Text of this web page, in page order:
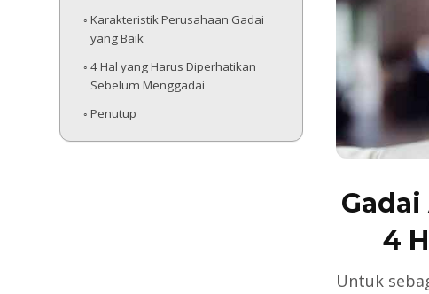
Karakteristik Perusahaan Gadai
yang Baik
4 Hal yang Harus Diperhatikan
Sebelum Menggadai
Penutup
4
Untuk